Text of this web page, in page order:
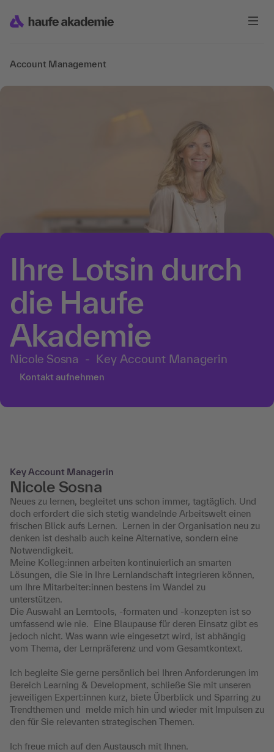
Account Management
Ihre Lotsin durch
die Haufe
Akademie
Nicole Sosna - Key Account Managerin
Kontakt aufnehmen
Key Account Managerin
Nicole Sosna
Neues zu lernen, begleitet uns schon immer, tagtäglich. Und
doch erfordert die sich stetig wandelnde Arbeitswelt einen
frischen Blick aufs Lernen. Lernen in der Organisation neu zu
denken ist deshalb auch keine Alternative, sondern eine
Notwendigkeit.
Meine Kolleg:innen arbeiten kontinuierlich an smarten
Lösungen, die Sie in Ihre Lernlandschaft integrieren können,
um Ihre Mitarbeiter:innen bestens im Wandel zu
unterstützen.
Die Auswahl an Lerntools, -formaten und -konzepten ist so
umfassend wie nie. Eine Blaupause für deren Einsatz gibt es
jedoch nicht. Was wann wie eingesetzt wird, ist abhängig
vom Thema, der Lernpräferenz und vom Gesamtkontext.
Ich begleite Sie gerne persönlich bei Ihren Anforderungen im
Bereich Learning & Development, schließe Sie mit unseren
jeweiligen Expert:innen kurz, biete Überblick und Sparring zu
Trendthemen und melde mich hin und wieder mit Impulsen zu
den für Sie relevanten strategischen Themen.
Ich freue mich auf den Austausch mit Ihnen.